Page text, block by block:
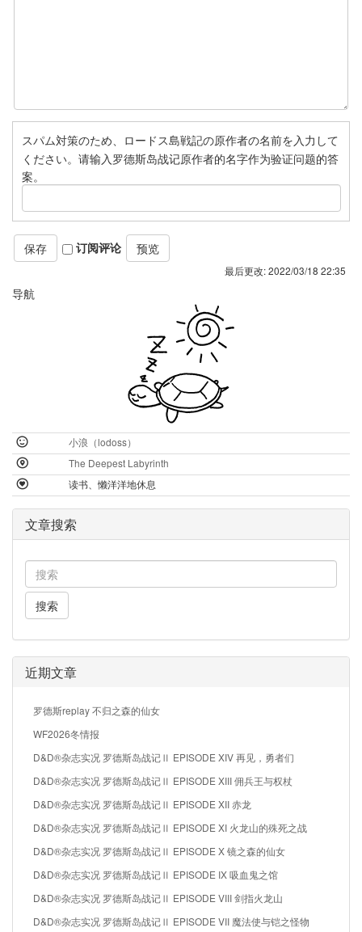
スパム対策のため、ロードス島戦記の原作者の名前を入力して
ください。请输入罗德斯岛战记原作者的名字作为验证问题的答
案。
订阅评论
最后更改:2022/03/18 22:35
导航
小浪（lodoss）
The Deepest Labyrinth
读书、懒洋洋地休息
文章搜索
搜索
近期文章
罗德斯replay 不归之森的仙女
WF2026冬情报
D&D®杂志实况 罗德斯岛战记Ⅱ EPISODE XIV 再见，勇者们
D&D®杂志实况 罗德斯岛战记Ⅱ EPISODE XIII 佣兵王与权杖
D&D®杂志实况 罗德斯岛战记Ⅱ EPISODE XII 赤龙
D&D®杂志实况 罗德斯岛战记Ⅱ EPISODE XI 火龙山的殊死之战
D&D®杂志实况 罗德斯岛战记Ⅱ EPISODE X 镜之森的仙女
D&D®杂志实况 罗德斯岛战记Ⅱ EPISODE IX 吸血鬼之馆
D&D®杂志实况 罗德斯岛战记Ⅱ EPISODE VIII 剑指火龙山
D&D®杂志实况 罗德斯岛战记Ⅱ EPISODE VII 魔法使与铠之怪物